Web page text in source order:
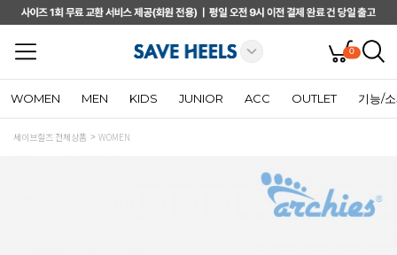
0
WOMEN MEN KIDS JUNIOR ACC OUTLET 기능/
세이브힐즈 전체상품 WOMEN